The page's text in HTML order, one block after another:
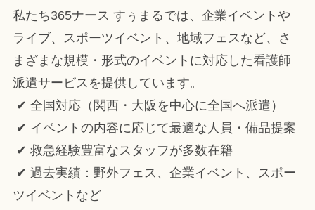
私たち365ナース すぅまるでは、企業イベントや
ライブ、スポーツイベント、地域フェスなど、さ
まざまな規模・形式のイベントに対応した看護師
派遣サービスを提供しています。
✔ 全国対応（関西・大阪を中心に全国へ派遣）
✔ イベントの内容に応じて最適な人員・備品提案
✔ 救急経験豊富なスタッフが多数在籍
✔ 過去実績：野外フェス、企業イベント、スポー
ツイベントなど